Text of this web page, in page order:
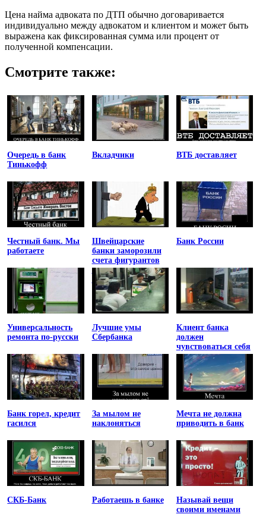
Цена найма адвоката по ДТП обычно договаривается
индивидуально между адвокатом и клиентом и может быть
выражена как фиксированная сумма или процент от
полученной компенсации.
Смотрите также:
Очередь в банк
Тинькофф
Вкладчики ВТБ доставляет
Честный банк. Мы
работаете
Швейцарские
банки заморозили
счета фигурантов
списка
Магнитского
Банк России
Универсальность
ремонта по-русски
Лучшие умы
Сбербанка
Клиент банка
должен
чувствоваться себя
униженным
Банк горел, кредит
гасился
За мылом не
наклоняться
Мечта не должна
приводить в банк
СКБ-Банк Работаешь в банке
Называй вещи
своими именами